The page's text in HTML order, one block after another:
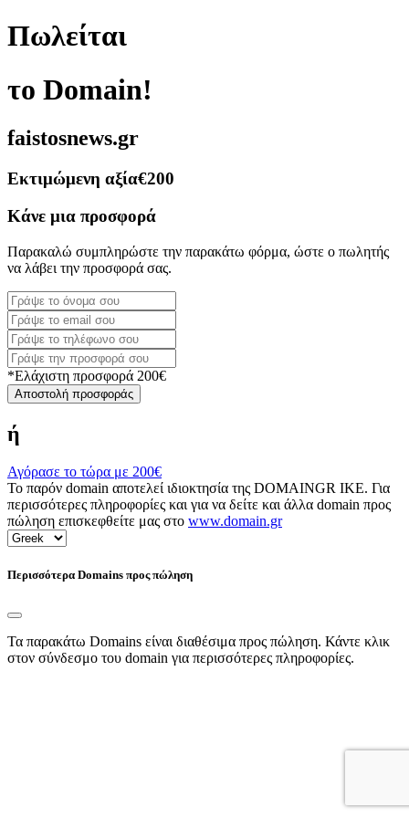
Πωλείται
το Domain!
faistosnews.gr
Εκτιμώμενη αξία€200
Κάνε μια προσφορά
Παρακαλώ συμπληρώστε την παρακάτω φόρμα, ώστε ο πωλητής
να λάβει την προσφορά σας.
*Ελάχιστη προσφορά 200€
Αποστολή προσφοράς
ή
Αγόρασε το τώρα με 200€
Το παρόν domain αποτελεί ιδιοκτησία της DOMAINGR ΙΚΕ. Για
περισσότερες πληροφορίες και για να δείτε και άλλα domain προς
πώληση επισκεφθείτε μας στο www.domain.gr
Περισσότερα Domains προς πώληση
Τα παρακάτω Domains είναι διαθέσιμα προς πώληση. Κάντε κλικ
στον σύνδεσμο του domain για περισσότερες πληροφορίες.